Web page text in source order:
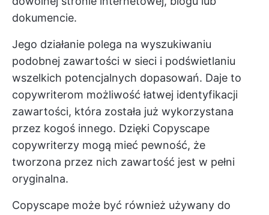
dokumencie.
Jego działanie polega na wyszukiwaniu
podobnej zawartości w sieci i podświetlaniu
wszelkich potencjalnych dopasowań. Daje to
copywriterom możliwość łatwej identyfikacji
zawartości, która została już wykorzystana
przez kogoś innego. Dzięki Copyscape
copywriterzy mogą mieć pewność, że
tworzona przez nich zawartość jest w pełni
oryginalna.
Copyscape może być również używany do